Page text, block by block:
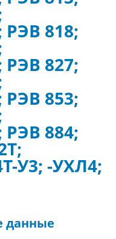
РЭВ 818;
РЭВ 827;
РЭВ 853;
РЭВ 884;
У3; -УХЛ4;
данные